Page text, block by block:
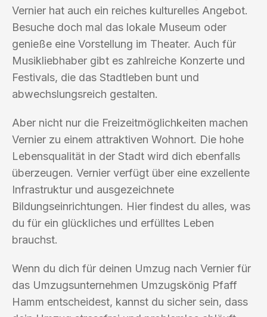
Vernier hat auch ein reiches kulturelles Angebot.
Besuche doch mal das lokale Museum oder
genieße eine Vorstellung im Theater. Auch für
Musikliebhaber gibt es zahlreiche Konzerte und
Festivals, die das Stadtleben bunt und
abwechslungsreich gestalten.
Aber nicht nur die Freizeitmöglichkeiten machen
Vernier zu einem attraktiven Wohnort. Die hohe
Lebensqualität in der Stadt wird dich ebenfalls
überzeugen. Vernier verfügt über eine exzellente
Infrastruktur und ausgezeichnete
Bildungseinrichtungen. Hier findest du alles, was
du für ein glückliches und erfülltes Leben
brauchst.
Wenn du dich für deinen Umzug nach Vernier für
das Umzugsunternehmen Umzugskönig Pfaff
Hamm entscheidest, kannst du sicher sein, dass